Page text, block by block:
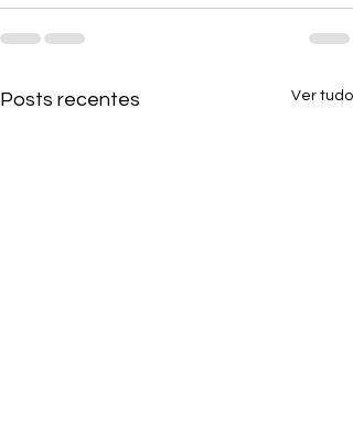
Posts recentes Ver tudo